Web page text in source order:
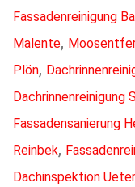
Fassadenreinigung
Malente,
Plön,
Dachrinnenreinigung
Fassadensanierung
Reinbek,
Dachinspektion